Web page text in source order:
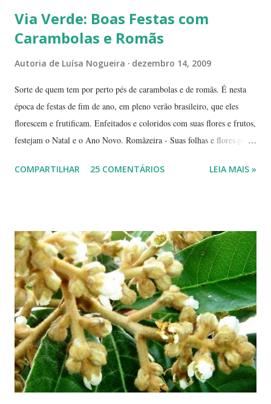
Via Verde: Boas Festas com
Carambolas e Romãs
Autoria de Luísa Nogueira dezembro 14, 2009
Sorte de quem tem por perto pés de carambolas e de romãs. É nesta
época de festas de fim de ano, em pleno verão brasileiro, que eles
florescem e frutificam. Enfeitados e coloridos com suas flores e frutos,
festejam o Natal e o Ano Novo. Romãzeira - Suas folhas e flores por
por tons mesclados de rosa, amarelo e laranja. No meio das flores
jóias preciosas, estão presentes na ceia de réveillon. Sim, eles nos
remetem a alegres brincadeiras - por muitos levadas a sério: São
guardados em carteiras, deixados sob os pratos e por aí vai ... E,
dizem, é um sinal de boa sorte para o ano que começa. Caramboleira -
Quer um Natal bem brasileiro? Use a imaginação, enfeitando su...
COMPARTILHAR 25 COMENTÁRIOS LEIA MAIS »